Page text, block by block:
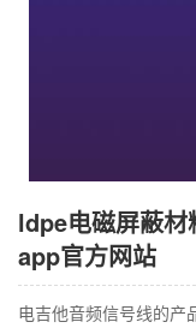
ldpe电磁屏蔽材
app官方网站
电吉他音频信号线的产